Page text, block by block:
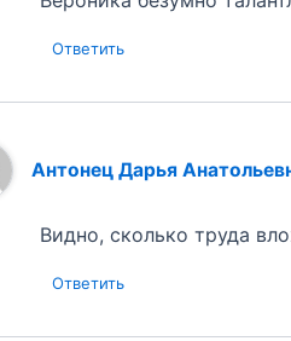
Ответить
Антонец Дарья
Видно, сколько труда
Ответить